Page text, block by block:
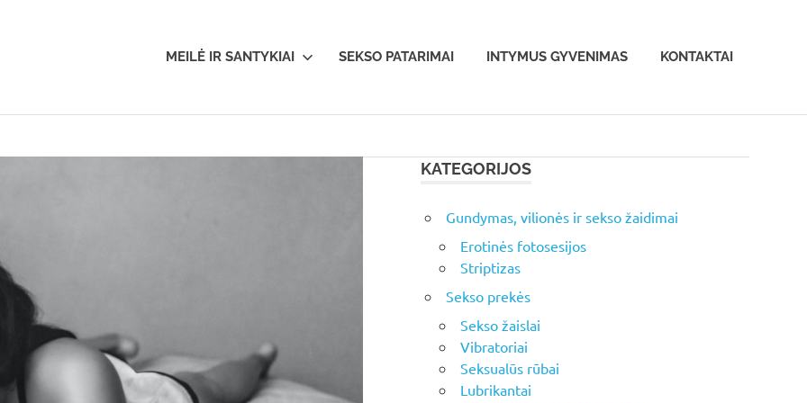
MEILĖ IR SANTYKIAI SEKSO PATARIMAI INTYMUS GYVENIMAS KONTAKTAI
KATEGORIJOS
Gundymas, vilionės ir sekso žaidimai
Erotinės fotosesijos
Striptizas
Sekso prekės
Sekso žaislai
Vibratoriai
Seksualūs rūbai
Lubrikantai